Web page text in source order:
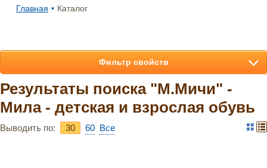
Главная • Каталог
Результаты поиска "М.Мичи" -
Мила - детская и взрослая обувь
Выводить по: 30 60 Bce
Фильтр свойств